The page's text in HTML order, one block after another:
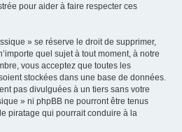
pour aider à faire respecter ces
» se réserve le droit de supprimer,
quel sujet à tout moment, à notre
vous acceptez que toutes les
stockées dans une base de données.
pas divulguées à un tiers sans votre
» ni phpBB ne pourront être tenus
piratage qui pourrait conduire à la